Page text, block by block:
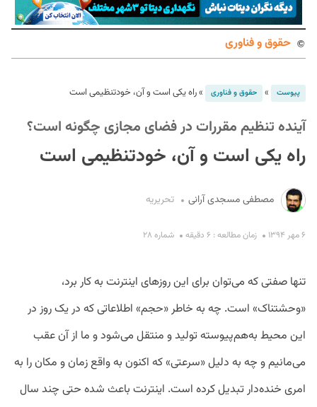
حقوق و فناوری
پیوست » حقوق و فناوری »راه یکی است و آن، خودتنظیمی است
آینده تنظیم مقررات در فضای مجازی چگونه است؟
راه یکی است و آن، خودتنظیمی است
مصطفی مسجدی آرانی تحریریه
۶ مهر ۱۳۹۴ زمان مطالعه : ۶ دقیقه شماره ۲۸
تنها صفتی که می‌توان برای این روزهای اینترنت به کار برد،
«وحشتناک» است. چه به خاطر «حجم» اطلاعاتی که در یک روز در
این محیط به‌هم‌پیوسته تولید و منتقل می‌شود و ما از آن عقب
می‌مانیم و چه به دلیل «سرعتی» که اکنون به واقع زمان و مکان را به
امری خنده‌دار تبدیل کرده است. اینترنت باعث شده حتی چند سال